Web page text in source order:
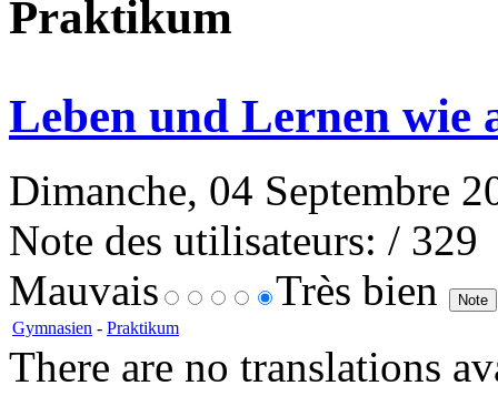
Praktikum
Leben und Lernen wie
Dimanche, 04 Septembre
Note des utilisateurs: / 329
Mauvais
Très bien
Gymnasien - Praktikum
There are no translations